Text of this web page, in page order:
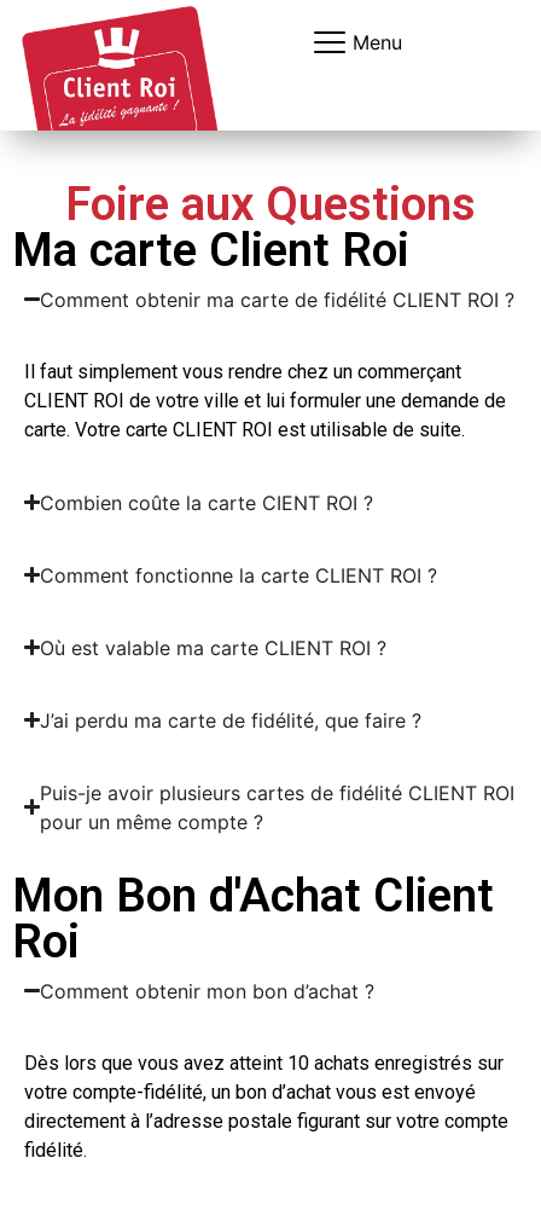
Menu
Foire aux Questions
Ma carte Client Roi
Comment obtenir ma carte de fidélité CLIENT ROI ?
Il faut simplement vous rendre chez un commerçant
CLIENT ROI de votre ville et lui formuler une demande de
carte. Votre carte CLIENT ROI est utilisable de suite.
Combien coûte la carte CIENT ROI ?
Comment fonctionne la carte CLIENT ROI ?
Où est valable ma carte CLIENT ROI ?
J’ai perdu ma carte de fidélité, que faire ?
Puis-je avoir plusieurs cartes de fidélité CLIENT ROI
pour un même compte ?
Mon Bon d'Achat Client
Roi
Comment obtenir mon bon d’achat ?
Dès lors que vous avez atteint 10 achats enregistrés sur
votre compte-fidélité, un bon d’achat vous est envoyé
directement à l’adresse postale figurant sur votre compte
fidélité.
Panneau de gestion des cookies